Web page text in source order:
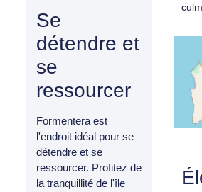
Se
détendre et
se
ressourcer
Formentera est
l'endroit idéal pour se
détendre et se
ressourcer. Profitez de
la tranquillité de l'île